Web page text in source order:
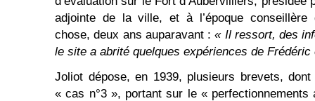
adjointe de la ville, et à l’époque conseillère
chose, deux ans auparavant :« Il ressort, des
le site a abrité quelques expériences de
Joliot dépose, en 1939, plusieurs brevets,
« cas n°3 », portant sur le «